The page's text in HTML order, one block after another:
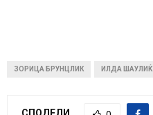
ЗОРИЦА БРУНЦЛИК ИЛДА ШАУЛИЌ